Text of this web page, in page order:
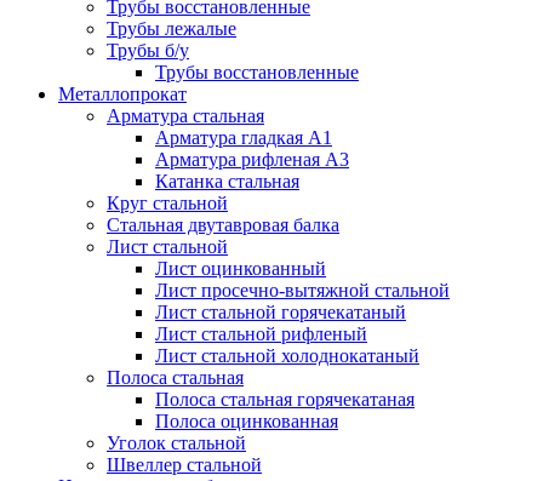
Трубы восстановленные
Трубы лежалые
Трубы б/у
Трубы восстановленные
Металлопрокат
Арматура стальная
Арматура гладкая А1
Арматура рифленая А3
Катанка стальная
Круг стальной
Стальная двутавровая балка
Лист стальной
Лист оцинкованный
Лист просечно-вытяжной стальной
Лист стальной горячекатаный
Лист стальной рифленый
Лист стальной холоднокатаный
Полоса стальная
Полоса стальная горячекатаная
Полоса оцинкованная
Уголок стальной
Швеллер стальной